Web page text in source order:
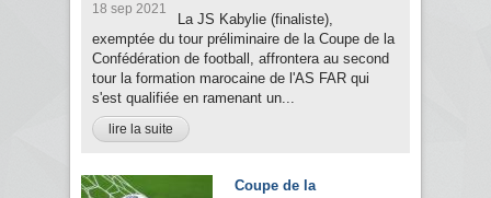
18 sep 2021
La JS Kabylie (finaliste),
exemptée du tour préliminaire de la Coupe de la
Confédération de football, affrontera au second
tour la formation marocaine de l'AS FAR qui
s'est qualifiée en ramenant un...
lire la suite
Coupe de la